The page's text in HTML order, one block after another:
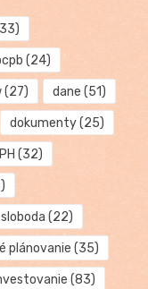
(24)
(27) dane (51)
dokumenty(25)
(32)
(22)
plánovanie (35)
(83)